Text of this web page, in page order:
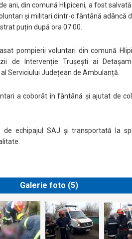
ani, din comună Hlipiceni, a fost
și militari dintr-o fântână adâncă
puțin după ora 07:00.
pompierii voluntari din comună
de Intervenție Trușești ai
Serviciului Județean de Ambulanță.
a coborât în fântână și ajutat de
echipajul SAJ și transportată la
Galerie foto (5)